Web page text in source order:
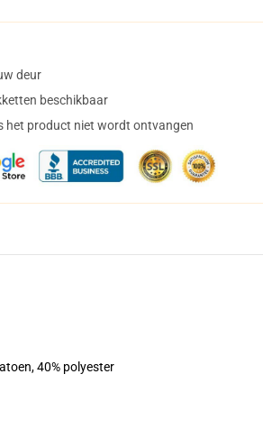
deur
beschikbaar
het product niet wordt ontvangen
40% polyester